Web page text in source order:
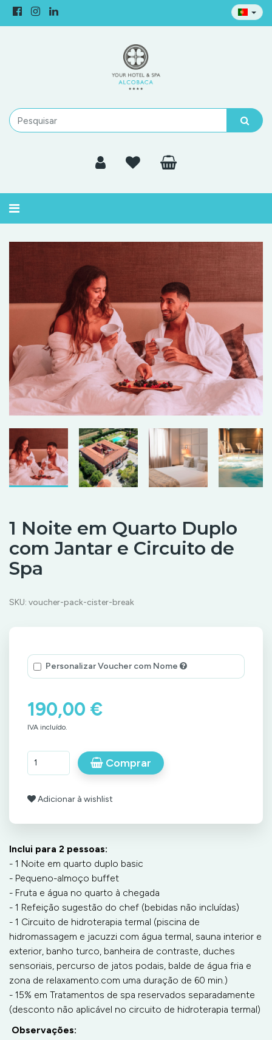
Alternar
navegação
1 Noite em Quarto Duplo
com Jantar e Circuito de
Spa
SKU: voucher-pack-cister-break
Personalizar Voucher com Nome
190,00 €
IVA incluído.
Comprar
Adicionar à wishlist
Inclui para 2 pessoas:
- 1 Noite em quarto duplo basic
- Pequeno-almoço buffet
- Fruta e água no quarto à chegada
- 1 Refeição sugestão do chef (bebidas não incluídas)
- 1 Circuito de hidroterapia termal (piscina de
hidromassagem e jacuzzi com água termal, sauna interior e
exterior, banho turco, banheira de contraste, duches
sensoriais, percurso de jatos podais, balde de água fria e
zona de relaxamento.com uma duração de 60 min.)
- 15% em Tratamentos de spa reservados separadamente
(desconto não aplicável no circuito de hidroterapia termal)
Observações: